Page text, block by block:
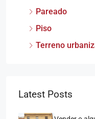
Pareado
Piso
Terreno
Latest Posts